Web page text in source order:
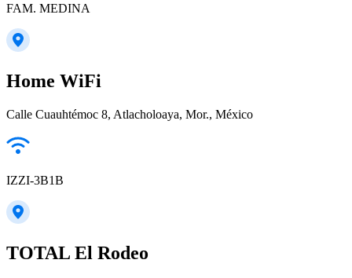
FAM. MEDINA
Home WiFi
Calle Cuauhtémoc 8, Atlacholoaya, Mor., México
IZZI-3B1B
TOTAL El Rodeo